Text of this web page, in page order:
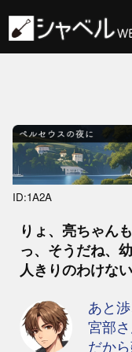
ID:1A2A
りょ、亮ちゃ
っ、そうだね、
人きりのわけ
あと
宮部
だか